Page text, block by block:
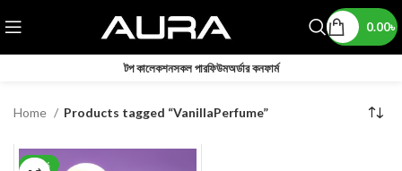
0.00৳
টপ কালেকশনসকল পারফিউমঅর্ডার কনফার্ম
Home Products tagged “VanillaPerfume”
-35%